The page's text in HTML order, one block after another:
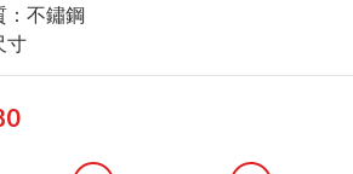
：不鏽鋼
寸